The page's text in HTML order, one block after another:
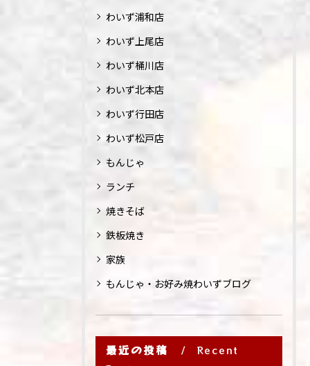
わいず浦和店
わいず上尾店
わいず桶川店
わいず北本店
わいず行田店
わいず松戸店
もんじゃ
ランチ
焼きそば
鉄板焼き
家族
もんじゃ・お好み焼わいずブログ
最近の投稿
Recent